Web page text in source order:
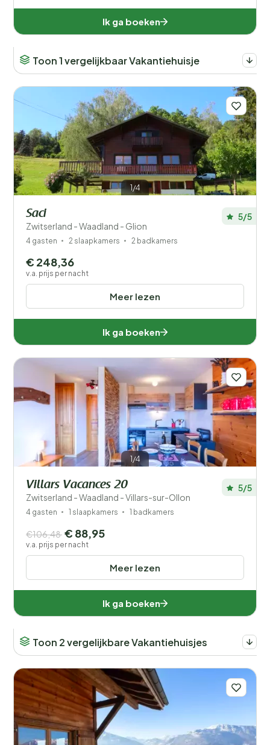
Ik ga boeken
Toon 1 vergelijkbaar Vakantiehuisje
1/4
Saci
Zwitserland - Waadland - Glion
5/5
4 gasten 2 slaapkamers 2 badkamers
Meer lezen
€ 248,36
v.a. prijs per nacht
Ik ga boeken
1/4
Villars Vacances 20
Zwitserland - Waadland - Villars-sur-Ollon
5/5
4 gasten 1 slaapkamers 1 badkamers
Meer lezen
€106,48 € 88,95
v.a. prijs per nacht
Ik ga boeken
Toon 2 vergelijkbare Vakantiehuisjes